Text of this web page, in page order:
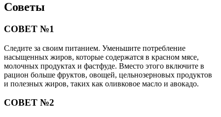
Советы
СОВЕТ №1
Следите за своим питанием. Уменьшите потребление
насыщенных жиров, которые содержатся в красном мясе,
молочных продуктах и фастфуде. Вместо этого включите в
рацион больше фруктов, овощей, цельнозерновых продуктов
и полезных жиров, таких как оливковое масло и авокадо.
СОВЕТ №2